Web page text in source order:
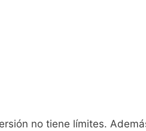
no tiene límites.